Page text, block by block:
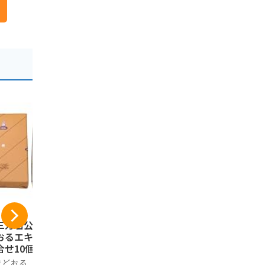
万石公式】まま
るエキソンパイ
10個入